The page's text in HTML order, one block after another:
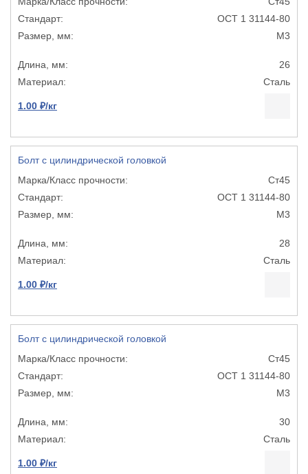
ОСТ 1 31144-80
М3
26
Сталь
1.00 ₽/кг
Болт с цилиндрической головкой
Ст45
ОСТ 1 31144-80
М3
28
Сталь
1.00 ₽/кг
Болт с цилиндрической головкой
Ст45
ОСТ 1 31144-80
М3
30
Сталь
1.00 ₽/кг